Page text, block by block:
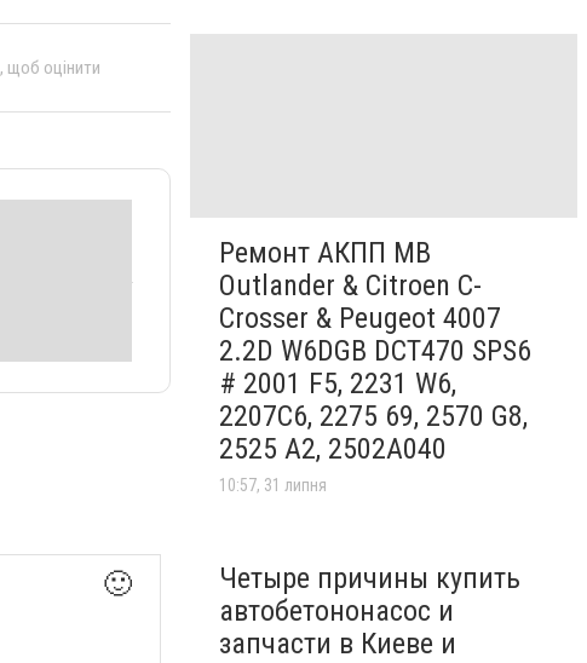
, щоб оцінити
🙂
Ремонт АКПП MB
Outlander & Citroen C-
Crosser & Peugeot 4007
2.2D W6DGB DCT470 SPS6
# 2001 F5, 2231 W6,
2207C6, 2275 69, 2570 G8,
2525 A2, 2502A040
10:57, 31 липня
Четыре причины купить
автобетононасос и
запчасти в Киеве и